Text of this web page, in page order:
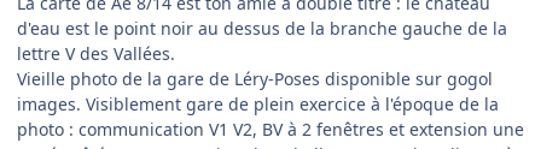
d'eau est le point noir au dessus de la branche gauche de la
lettre V des Vallées.
Vieille photo de la gare de Léry-Poses disponible sur gogol
images. Visiblement gare de plein exercice à l'époque de la
photo : communication V1 V2, BV à 2 fenêtres et extension une